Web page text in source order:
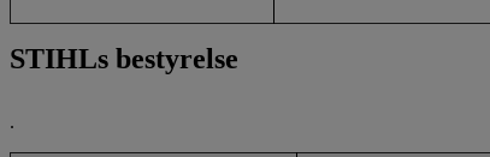
STIHLs bestyrelse
.